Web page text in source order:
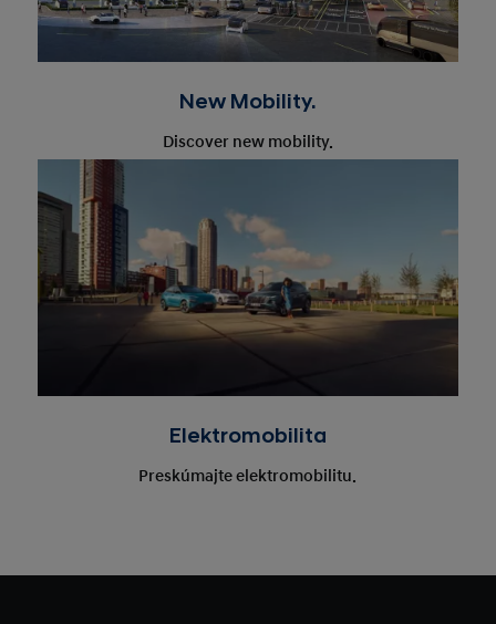
New Mobility.
Discover new mobility.
Elektromobilita
Preskúmajte elektromobilitu.